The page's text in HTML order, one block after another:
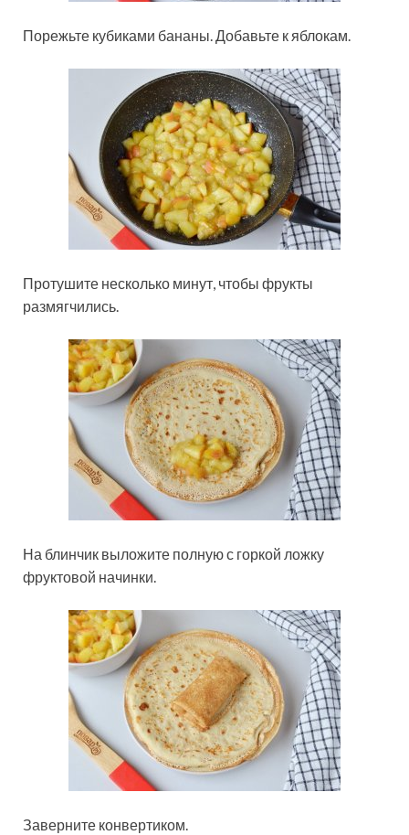
Порежьте кубиками бананы. Добавьте к яблокам.
Протушите несколько минут, чтобы фрукты
размягчились.
На блинчик выложите полную с горкой ложку
фруктовой начинки.
Заверните конвертиком.